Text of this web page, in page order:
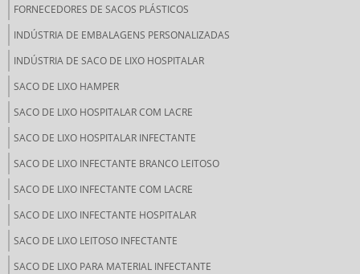
FORNECEDORES DE SACOS PLÁSTICOS
INDÚSTRIA DE EMBALAGENS PERSONALIZADAS
INDÚSTRIA DE SACO DE LIXO HOSPITALAR
SACO DE LIXO HAMPER
SACO DE LIXO HOSPITALAR COM LACRE
SACO DE LIXO HOSPITALAR INFECTANTE
SACO DE LIXO INFECTANTE BRANCO LEITOSO
SACO DE LIXO INFECTANTE COM LACRE
SACO DE LIXO INFECTANTE HOSPITALAR
SACO DE LIXO LEITOSO INFECTANTE
SACO DE LIXO PARA MATERIAL INFECTANTE